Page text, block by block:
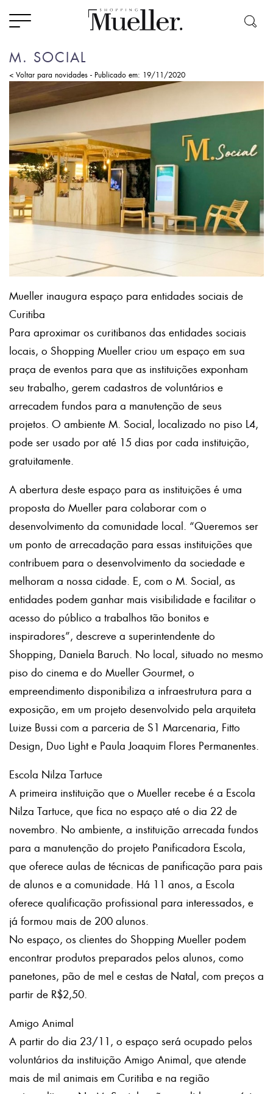
M. SOCIAL
< Voltar para novidades - Publicado em: 19/11/2020
Mueller inaugura espaço para entidades sociais de
Curitiba
Para aproximar os curitibanos das entidades sociais
locais, o Shopping Mueller criou um espaço em sua
praça de eventos para que as instituições exponham
seu trabalho, gerem cadastros de voluntários e
arrecadem fundos para a manutenção de seus
projetos. O ambiente M. Social, localizado no piso L4,
pode ser usado por até 15 dias por cada instituição,
gratuitamente.
A abertura deste espaço para as instituições é uma
proposta do Mueller para colaborar com o
desenvolvimento da comunidade local. “Queremos ser
um ponto de arrecadação para essas instituições que
contribuem para o desenvolvimento da sociedade e
melhoram a nossa cidade. E, com o M. Social, as
entidades podem ganhar mais visibilidade e facilitar o
acesso do público a trabalhos tão bonitos e
inspiradores”, descreve a superintendente do
Shopping, Daniela Baruch. No local, situado no mesmo
piso do cinema e do Mueller Gourmet, o
empreendimento disponibiliza a infraestrutura para a
exposição, em um projeto desenvolvido pela arquiteta
Luize Bussi com a parceria de S1 Marcenaria, Fitto
Design, Duo Light e Paula Joaquim Flores Permanentes.
Escola Nilza Tartuce
A primeira instituição que o Mueller recebe é a Escola
Nilza Tartuce, que fica no espaço até o dia 22 de
novembro. No ambiente, a instituição arrecada fundos
para a manutenção do projeto Panificadora Escola,
que oferece aulas de técnicas de panificação para pais
de alunos e a comunidade. Há 11 anos, a Escola
oferece qualificação profissional para interessados, e
já formou mais de 200 alunos.
No espaço, os clientes do Shopping Mueller podem
encontrar produtos preparados pelos alunos, como
panetones, pão de mel e cestas de Natal, com preços a
partir de R$2,50.
Amigo Animal
A partir do dia 23/11, o espaço será ocupado pelos
voluntários da instituição Amigo Animal, que atende
mais de mil animais em Curitiba e na região